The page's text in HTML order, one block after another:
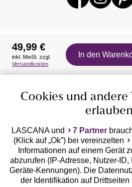
Auszeichnungen
Geprüfte Sicherheit
49,99 €
inkl. MwSt. zzgl.
Versandkosten
In den
Cookies und andere
LASCANA und 7 Partner
(Klick auf „Ok”) bei vereinzelten
Informationen auf einem Gerät
abzurufen (IP-Adresse, Nutzer-
Geräte-Kennungen). Die
der Identifikation auf